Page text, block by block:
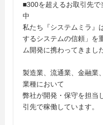
■300を超えるお取引先
中
私たち『システムミラ』
するシステムの信頼」を
ム開発に携わってきまし
製造業、流通業、金融業
業種において
弊社が開発・保守を担当
引先で稼働しています。